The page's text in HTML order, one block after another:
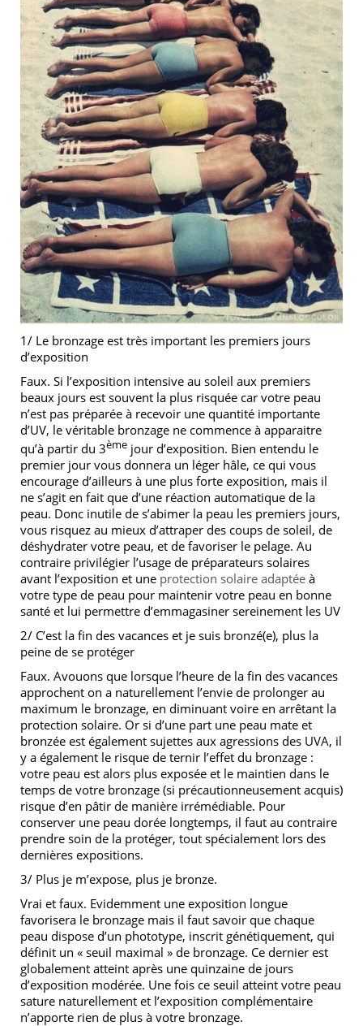
1/ Le bronzage est très important les premiers jours
d’exposition
Faux. Si l’exposition intensive au soleil aux premiers
beaux jours est souvent la plus risquée car votre peau
n’est pas préparée à recevoir une quantité importante
d’UV, le véritable bronzage ne commence à apparaitre
qu’à partir du 3ème jour d’exposition. Bien entendu le
premier jour vous donnera un léger hâle, ce qui vous
encourage d’ailleurs à une plus forte exposition, mais il
ne s’agit en fait que d’une réaction automatique de la
peau. Donc inutile de s’abimer la peau les premiers jours,
vous risquez au mieux d’attraper des coups de soleil, de
déshydrater votre peau, et de favoriser le pelage. Au
contraire privilégier l’usage de préparateurs solaires
avant l’exposition et une protection solaire adaptée à
votre type de peau pour maintenir votre peau en bonne
santé et lui permettre d’emmagasiner sereinement les UV
2/ C’est la fin des vacances et je suis bronzé(e), plus la
peine de se protéger
Faux. Avouons que lorsque l’heure de la fin des vacances
approchent on a naturellement l’envie de prolonger au
maximum le bronzage, en diminuant voire en arrêtant la
protection solaire. Or si d’une part une peau mate et
bronzée est également sujettes aux agressions des UVA, il
y a également le risque de ternir l’effet du bronzage :
votre peau est alors plus exposée et le maintien dans le
temps de votre bronzage (si précautionneusement acquis)
risque d’en pâtir de manière irrémédiable. Pour
conserver une peau dorée longtemps, il faut au contraire
prendre soin de la protéger, tout spécialement lors des
dernières expositions.
3/ Plus je m’expose, plus je bronze.
Vrai et faux. Evidemment une exposition longue
favorisera le bronzage mais il faut savoir que chaque
peau dispose d’un phototype, inscrit génétiquement, qui
définit un « seuil maximal » de bronzage. Ce dernier est
globalement atteint après une quinzaine de jours
d’exposition modérée. Une fois ce seuil atteint votre peau
sature naturellement et l’exposition complémentaire
n’apporte rien de plus à votre bronzage.